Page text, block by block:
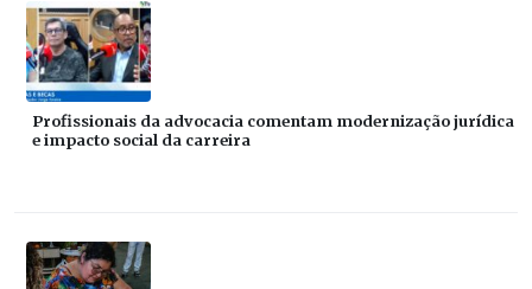
Profissionais da advocacia comentam modernização jurídica
e impacto social da carreira